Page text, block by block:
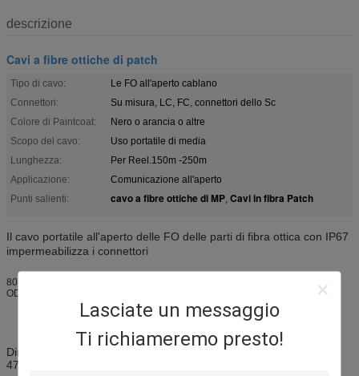
Lasciate un messaggio
Ti richiameremo presto!
descrizione
Cavi a fibre ottiche di patch
Tipo di cavo:
Le FO all'aperto cablano
Connettori:
Su misura, LC, FC, connettori dello Sc
Colore di Paintcoat:
Nero o arancia o altre
Scopo del cavo:
Uso portatile di media
Lunghezza:
Per Reel.150m -250m
Applicazione:
Comunicazione all'aperto
Punti salienti:
cavo a fibre ottiche di MP, Cavi in fibra Patch
Il cavo portatile all'aperto delle FO delle parti di fibra ottica con IP67
impermeabilizza i connettori
80m 100m, 200m, toppa a fibra ottica tattica impermeabile Calbes di 500m
ODVA LC
Dimensione portatile della bobina: peso netto di
470X380X510mm: 8.5kg/pcs.